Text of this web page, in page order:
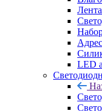
LED